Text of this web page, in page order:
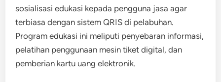
sosialisasi edukasi kepada pengguna jasa agar
terbiasa dengan sistem QRIS di pelabuhan.
Program edukasi ini meliputi penyebaran informasi,
pelatihan penggunaan mesin tiket digital, dan
pemberian kartu uang elektronik.